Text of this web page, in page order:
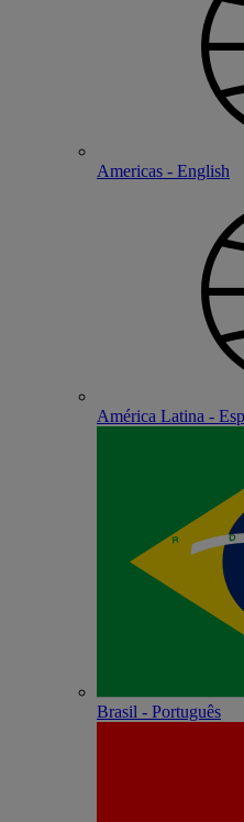
Americas - English
América Latina -
Brasil - Português